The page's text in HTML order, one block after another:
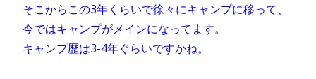
そこからこの3年くらいで徐々にキャンプに移って、
今ではキャンプがメインになってます。
キャンプ歴は3-4年ぐらいですかね。